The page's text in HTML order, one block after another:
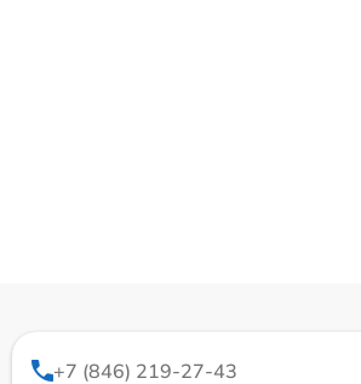
+7 (846) 219-27-43